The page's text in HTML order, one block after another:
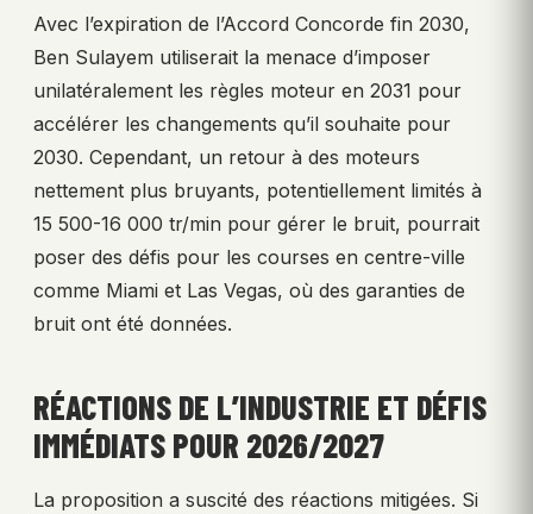
Avec l’expiration de l’Accord Concorde fin 2030,
Ben Sulayem utiliserait la menace d’imposer
unilatéralement les règles moteur en 2031 pour
accélérer les changements qu’il souhaite pour
2030. Cependant, un retour à des moteurs
nettement plus bruyants, potentiellement limités à
15 500-16 000 tr/min pour gérer le bruit, pourrait
poser des défis pour les courses en centre-ville
comme Miami et Las Vegas, où des garanties de
bruit ont été données.
RÉACTIONS DE L’INDUSTRIE ET DÉFIS
IMMÉDIATS POUR 2026/2027
La proposition a suscité des réactions mitigées. Si